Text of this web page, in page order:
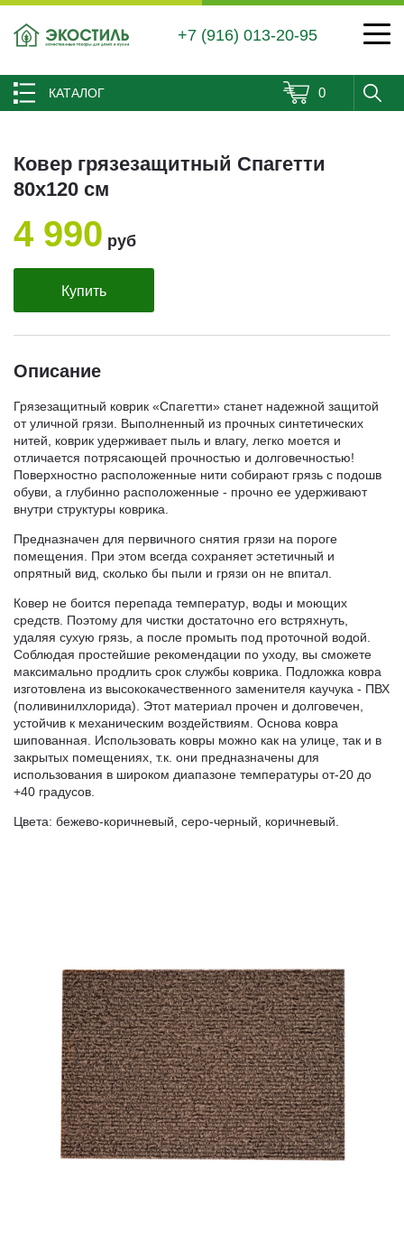
+7 (916) 013-20-95
КАТАЛОГ 0
Ковер грязезащитный Спагетти
80х120 см
4 990 руб
Купить
Описание
Грязезащитный коврик «Спагетти» станет надежной защитой
от уличной грязи. Выполненный из прочных синтетических
нитей, коврик удерживает пыль и влагу, легко моется и
отличается потрясающей прочностью и долговечностью!
Поверхностно расположенные нити собирают грязь с подошв
обуви, а глубинно расположенные - прочно ее удерживают
внутри структуры коврика.
Предназначен для первичного снятия грязи на пороге
помещения. При этом всегда сохраняет эстетичный и
опрятный вид, сколько бы пыли и грязи он не впитал.
Ковер не боится перепада температур, воды и моющих
средств. Поэтому для чистки достаточно его встряхнуть,
удаляя сухую грязь, а после промыть под проточной водой.
Соблюдая простейшие рекомендации по уходу, вы сможете
максимально продлить срок службы коврика. Подложка ковра
изготовлена из высококачественного заменителя каучука - ПВХ
(поливинилхлорида). Этот материал прочен и долговечен,
устойчив к механическим воздействиям. Основа ковра
шипованная. Использовать ковры можно как на улице, так и в
закрытых помещениях, т.к. они предназначены для
использования в широком диапазоне температуры от-20 до
+40 градусов.
Цвета: бежево-коричневый, серо-черный, коричневый.